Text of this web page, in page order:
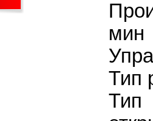
Тип